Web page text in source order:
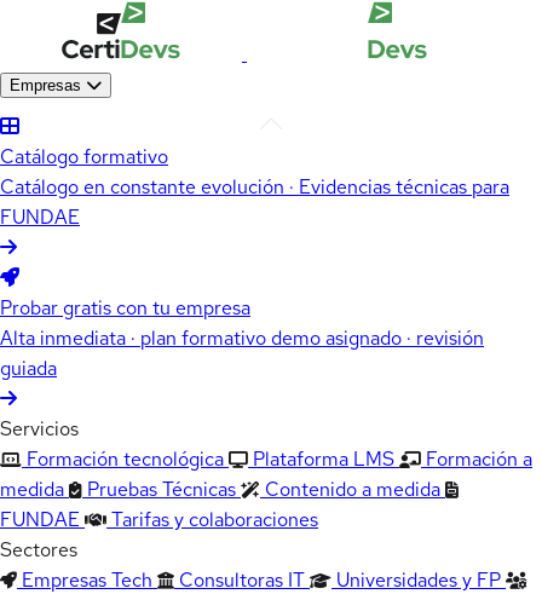
Empresas
Catálogo formativo
Catálogo en constante evolución · Evidencias técnicas para
FUNDAE
Probar gratis con tu empresa
Alta inmediata · plan formativo demo asignado · revisión
guiada
Servicios
Formación tecnológica
Plataforma LMS
Formación a
medida
Pruebas Técnicas
Contenido a medida
FUNDAE
Tarifas y colaboraciones
Sectores
Empresas Tech
Consultoras IT
Universidades y FP